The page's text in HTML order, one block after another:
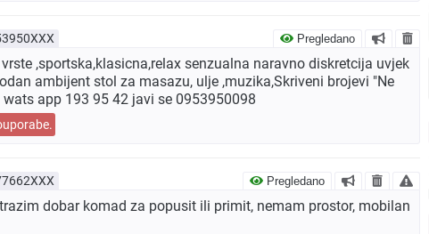
Pregledano
,sportska,klasicna,relax senzualna naravno diskretcija uvjek
ambijent stol za masazu, ulje ,muzika,Skriveni brojevi "Ne
app 193 95 42 javi se 0953950098
Pregledano
dobar komad za popusit ili primit, nemam prostor, mobilan